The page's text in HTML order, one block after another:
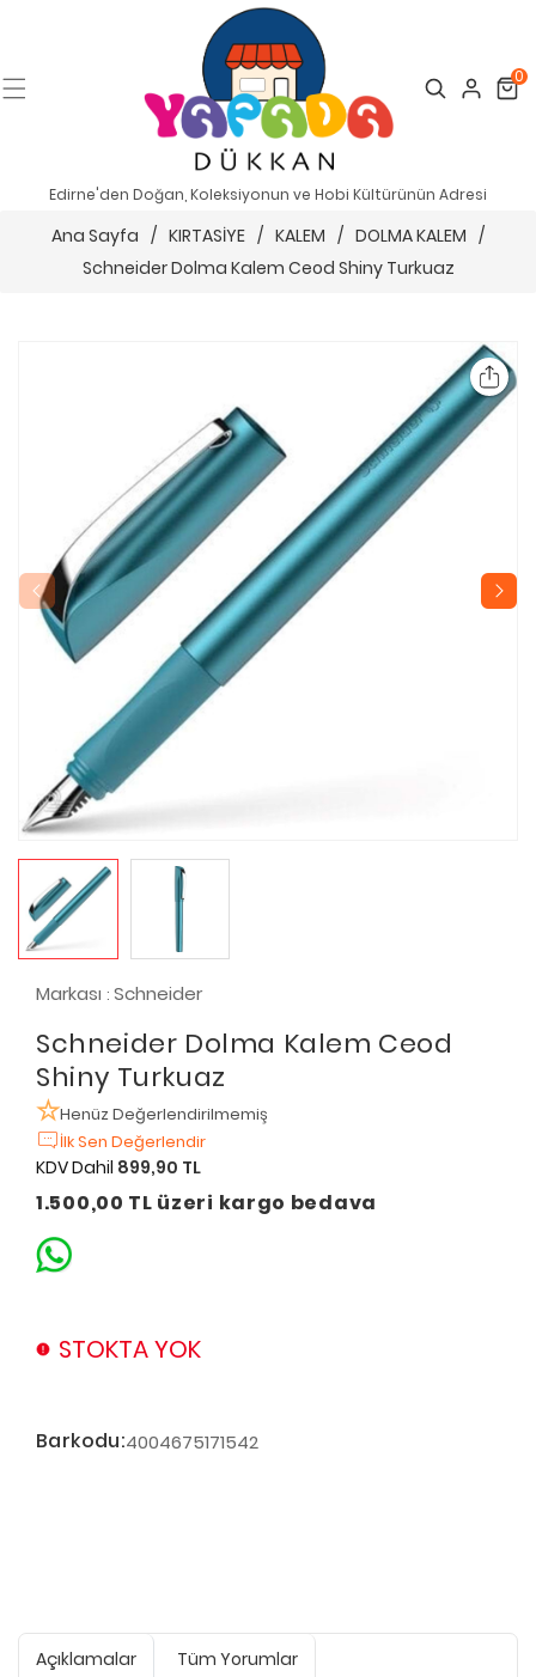
Search Cart
0
Edirne'den Doğan, Koleksiyonun ve Hobi Kültürünün Adresi
Ana Sayfa / KIRTASİYE / KALEM / DOLMA KALEM /
Schneider Dolma Kalem Ceod Shiny Turkuaz
Markası : Schneider
Schneider Dolma Kalem Ceod
Shiny Turkuaz
Henüz Değerlendirilmemiş
İlk Sen Değerlendir
KDV Dahil 899,90 TL
1.500,00 TL üzeri kargo bedava
STOKTA YOK
Barkodu:4004675171542
Açıklamalar Tüm Yorumlar